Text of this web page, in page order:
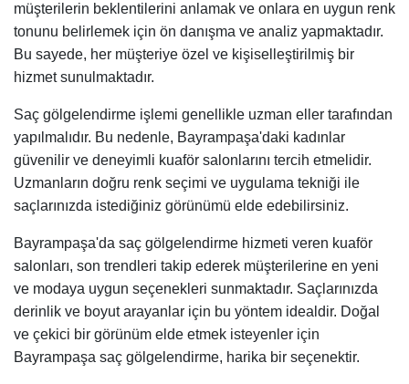
müşterilerin beklentilerini anlamak ve onlara en uygun renk
tonunu belirlemek için ön danışma ve analiz yapmaktadır.
Bu sayede, her müşteriye özel ve kişiselleştirilmiş bir
hizmet sunulmaktadır.
Saç gölgelendirme işlemi genellikle uzman eller tarafından
yapılmalıdır. Bu nedenle, Bayrampaşa'daki kadınlar
güvenilir ve deneyimli kuaför salonlarını tercih etmelidir.
Uzmanların doğru renk seçimi ve uygulama tekniği ile
saçlarınızda istediğiniz görünümü elde edebilirsiniz.
Bayrampaşa'da saç gölgelendirme hizmeti veren kuaför
salonları, son trendleri takip ederek müşterilerine en yeni
ve modaya uygun seçenekleri sunmaktadır. Saçlarınızda
derinlik ve boyut arayanlar için bu yöntem idealdir. Doğal
ve çekici bir görünüm elde etmek isteyenler için
Bayrampaşa saç gölgelendirme, harika bir seçenektir.